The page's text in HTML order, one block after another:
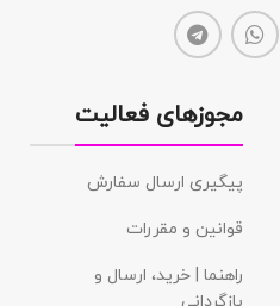
مجوزهای فعالیت
پیگیری ارسال سفارش
قوانین و مقررات
راهنما | خرید، ارسال و